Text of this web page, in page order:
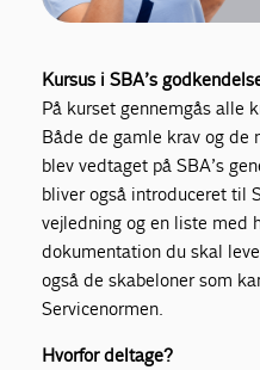
Kursus i SBA’s
På kurset gennemgås alle
Både de gamle krav og de
blev vedtaget på SBA’s
bliver også introduceret til
vejledning og en liste med
dokumentation du skal
også de skabeloner som
Servicenormen.
Hvorfor deltage?